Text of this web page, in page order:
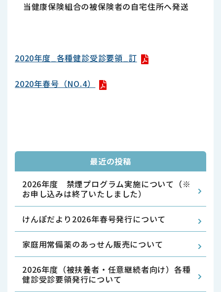
当健康保険組合の被保険者の自宅住所へ発送
2020年度_各種健診受診要領_訂
2020年春号（NO.4）
最近の投稿
2026年度 禁煙プログラム実施について（※
お申し込みは終了いたしました）
けんぽだより2026年春号発行について
家庭用常備薬のあっせん販売について
2026年度（被扶養者・任意継続者向け）各種
健診受診要領発行について